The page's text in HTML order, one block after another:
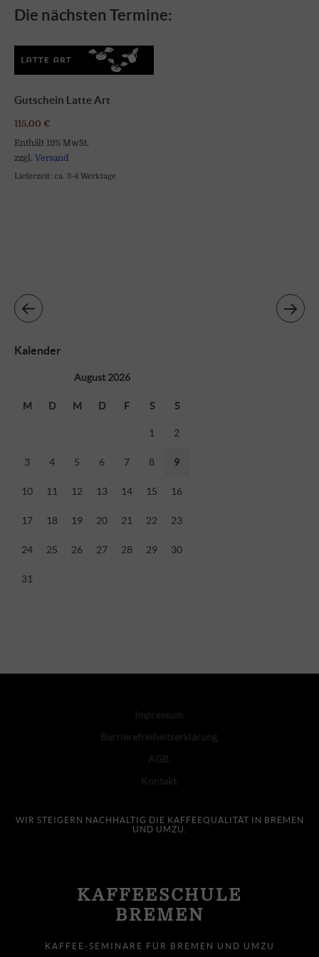
Die nächsten Termine:
Gutschein Latte Art
115,00 €
Enthält 19% MwSt.
zzgl. Versand
Lieferzeit: ca. 3-4 Werktage
Kalender
August 2026
M D M D F S S
1 2
3 4 5 6 7 8 9
10 11 12 13 14 15 16
17 18 19 20 21 22 23
24 25 26 27 28 29 30
31
WIR STEIGERN NACHHALTIG DIE KAFFEEQUALITÄT IN BREMEN
UND UMZU.
KAFFEESCHULE
BREMEN
KAFFEE-SEMINARE FÜR BREMEN UND UMZU